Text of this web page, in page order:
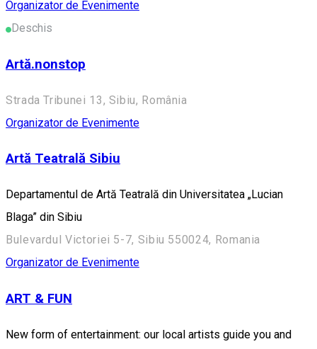
Organizator de Evenimente
Deschis
Artă.nonstop
Strada Tribunei 13, Sibiu, România
Organizator de Evenimente
Artă Teatrală Sibiu
Departamentul de Artă Teatrală din Universitatea „Lucian
Blaga” din Sibiu
Bulevardul Victoriei 5-7, Sibiu 550024, Romania
Organizator de Evenimente
ART & FUN
New form of entertainment: our local artists guide you and